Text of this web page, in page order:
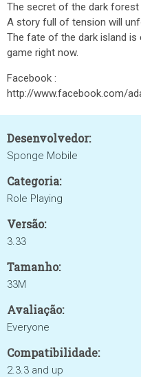
The secret of the dark forest
A story full of tension will
The fate of the dark island is
game right now.
Facebook :
http://www.facebook.com/
Desenvolvedor:
Sponge Mobile
Categoria:
Role Playing
Versão:
3.33
Tamanho:
33M
Avaliação:
Everyone
Compatibilidade:
2.3.3 and up